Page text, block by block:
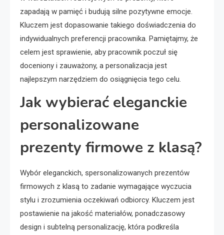
zapadają w pamięć i budują silne pozytywne emocje.
Kluczem jest dopasowanie takiego doświadczenia do
indywidualnych preferencji pracownika. Pamiętajmy, że
celem jest sprawienie, aby pracownik poczuł się
doceniony i zauważony, a personalizacja jest
najlepszym narzędziem do osiągnięcia tego celu.
Jak wybierać eleganckie
personalizowane
prezenty firmowe z klasą?
Wybór eleganckich, spersonalizowanych prezentów
firmowych z klasą to zadanie wymagające wyczucia
stylu i zrozumienia oczekiwań odbiorcy. Kluczem jest
postawienie na jakość materiałów, ponadczasowy
design i subtelną personalizację, która podkreśla